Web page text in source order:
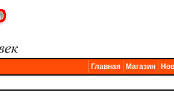
Главная Магазин